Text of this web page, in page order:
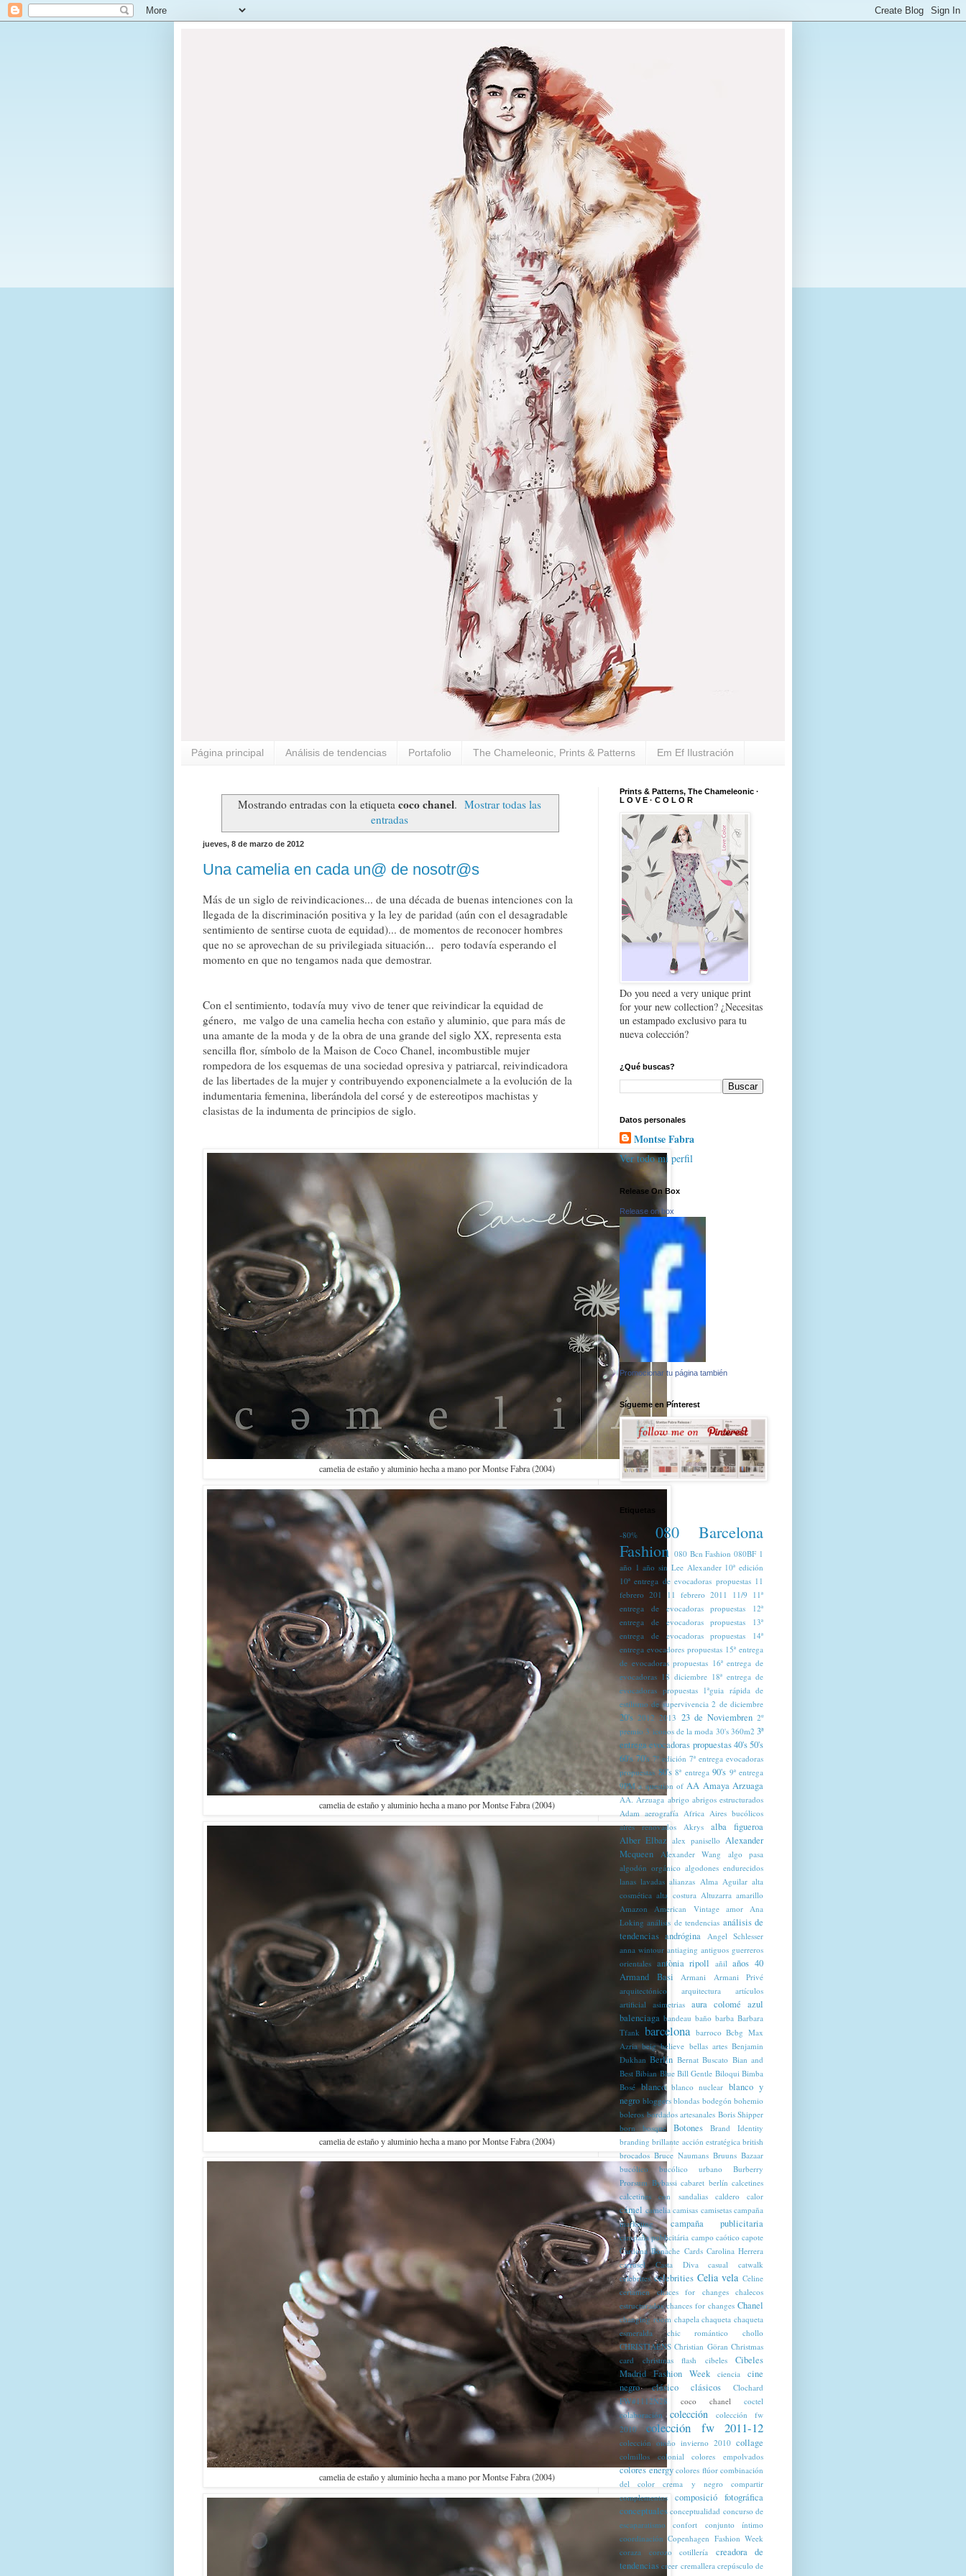
Página principal Análisis de tendencias Portafolio The Chameleonic, Prints & Patterns Em Ef Ilustración
Mostrando entradas con la etiqueta coco chanel. Mostrar todas las
entradas
jueves, 8 de marzo de 2012
Una camelia en cada un@ de nosotr@s
Más de un siglo de reivindicaciones... de una década de buenas intenciones con la
llegada de la discriminación positiva y la ley de paridad (aún con el desagradable
sentimiento de sentirse cuota de equidad)... de momentos de reconocer hombres
que no se aprovechan de su privilegiada situación... pero todavía esperando el
momento en que no tengamos nada que demostrar.
Con el sentimiento, todavía muy vivo de tener que reivindicar la equidad de
género, me valgo de una camelia hecha con estaño y aluminio, que para más de
una amante de la moda y de la obra de una grande del siglo XX, representa esta
sencilla flor, símbolo de la Maison de Coco Chanel, incombustible mujer
rompedora de los esquemas de una sociedad opresiva y patriarcal, reivindicadora
de las libertades de la mujer y contribuyendo exponencialmete a la evolución de la
indumentaria femenina, liberándola del corsé y de estereotipos machistas y
clasistas de la indumenta de principios de siglo.
camelia de estaño y aluminio hecha a mano por Montse Fabra (2004)
camelia de estaño y aluminio hecha a mano por Montse Fabra (2004)
camelia de estaño y aluminio hecha a mano por Montse Fabra (2004)
camelia de estaño y aluminio hecha a mano por Montse Fabra (2004)
Prints & Patterns, The Chameleonic ·
L O V E · C O L O R
Do you need a very unique print
for your new collection? ¿Necesitas
un estampado exclusivo para tu
nueva colección?
¿Qué buscas?
Datos personales
Montse Fabra
Ver todo mi perfil
Release On Box
Release on box
Promocionar tu página también
Sígueme en Pínterest
Etiquetas
-80%
080 Barcelona
Fashion 080 Bcn Fashion 080BF 1
año 1 año sin Lee Alexander 10ª edición
10ª entrega de evocadoras propuestas 11
febrero 201
11 febrero 2011 11/9
11ª
entrega de evocadoras propuestas
12ª
entrega de evocadoras propuestas
13ª
entrega de evocadoras propuestas
14ª
entrega evocadores propuestas 15ª entrega
de evocadoras propuestas 16ª entrega de
evocadoras 18 diciembre 18ª entrega de
evocadoras propuestas
1ªguia rápida de
estilismo de supervivencia 2 de diciembre
20's 2012 2013 23 de Noviembren 2º
premio 3 iconos de la moda 30's 360m2 3ª
entrega evocadoras propuestas 40's50's
60's 70's 7ª edición 7ª entrega evocadoras
propuestas 80's 8ª entrega 90's 9ª entrega
9PM a question of AA Amaya Arzuaga
AA. Arzuaga abrigo abrigos estructurados
Adam aerografía Africa Aires bucólicos
aires renovados
Akrys
alba figueroa
Alber Elbaz alex panisello Alexander
Mcqueen
Alexander Wang
algo pasa
algodón orgánico algodones endurecidos
lanas lavadas alianzas Alma Aguilar alta
cosmética alta costura Altuzarra amarillo
Amazon
American Vintage amor
Ana
Loking análisis de tendencias análisis de
tendencias andrógina
Angel Schlesser
anna wintour antiaging antiguos guerreros
orientales antònia ripoll añil años 40
Armand Basi
Armani
Armani Privé
arquitectónico
arquitectura
artículos
artificial
asimetrias aura colomé azul
balenciaga bandeau baño barba Barbara
Tfank barcelona barroco Bcbg Max
Azria beig believe bellas artes Benjamin
Dukhan Berlín Bernat Buscato Bian and
Best Bibian Blue Bill Gentle Biloqui Bimba
Bosé blanco blanco nuclear blanco y
negro bloggers blondas bodegón bohemio
boleros bordados artesanales Boris Shipper
born
bosque Botones
Brand Identity
branding brillante acción estratégica british
brocados Bruce Naumans Bruuns Bazaar
bucólico
bucólico urbano
Burberry
Prorsum Bybassi cabaret berlín calcetines
calcetines con sandalias
caldero calor
cámel camelia camisas camisetas campaña
marketing
campaña publicitaria
campaña publicitária campo caótico capote
Cardona Bonache Cards Carolina Herrera
carrusel
Casta Diva casual
catwalk
celebrites celebrities Celia vela Celine
certamen
chaces for changes
chalecos
estructurados chances for changes Chanel
changing room chapela chaqueta chaqueta
esmeralda
chic romántico
chollo
CHRISTIAENS Christian Göran Christmas
card
christmas flash cibeles
Cibeles
Madrid Fashion Week
ciencia
cine
negro
clásico clásicos
Clochard
FW#1112N28
coco chanel
coctel
colaboración
colección
colección fw
2010
colección fw 2011-12
colección otoño invierno 2010 collage
colmillos colonial colores empolvados
colores energy colores flúor combinación
del color crema y negro
compartir
complementos
composició fotográfica
conceptuales conceptualidad concurso de
escaparatismo
confort
conjunto íntimo
coordinación Copenhagen Fashion Week
coraza
corozo cotillería
creadora de
tendencias creer cremallera crepúsculo de